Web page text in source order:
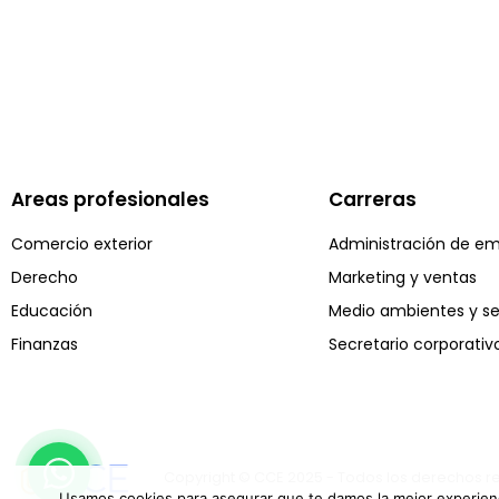
Areas profesionales
Comercio exterior
Derecho
Educación
Finanzas
Carreras
Administración de
Marketing y ventas
Medio ambientes y
Secretario